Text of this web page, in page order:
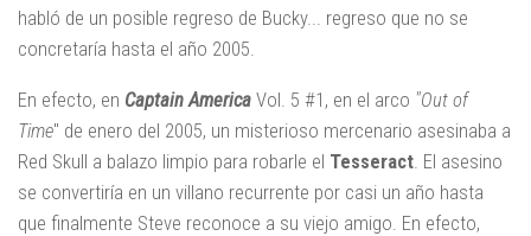
habló de un posible regreso de Bucky... regreso que no se
concretaría hasta el año 2005.
En efecto, en Captain America Vol. 5 #1, en el arco "Out of
Time" de enero del 2005, un misterioso mercenario asesinaba a
Red Skull a balazo limpio para robarle el Tesseract . El asesino
se convertiría en un villano recurrente por casi un año hasta
que finalmente Steve reconoce a su viejo amigo. En efecto,